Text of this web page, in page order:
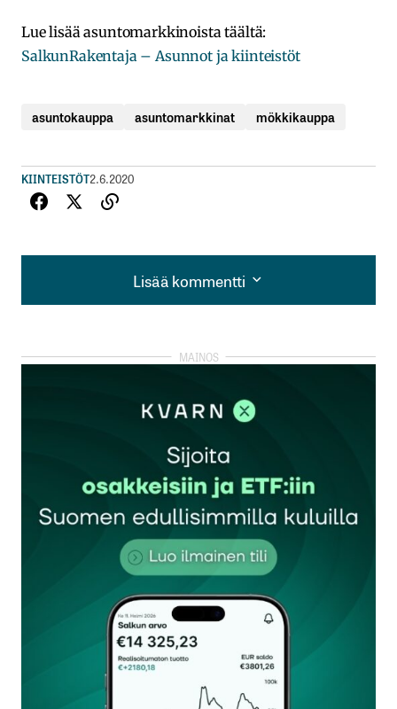
Lue lisää asuntomarkkinoista täältä:
SalkunRakentaja – Asunnot ja kiinteistöt
asuntokauppa asuntomarkkinat mökkikauppa
KIINTEISTÖT2.6.2020
Lisää kommentti
Lisää kommentti
kirjautua
rekisteröityä
Sähköpostiosoitettasi ei julkaista.Pakolliset
kentät on merkitty*
Kommentti*